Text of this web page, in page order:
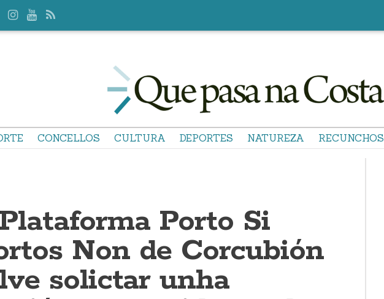
CONCELLOS CULTURA DEPORTES NATUREZA RECUNCHOS
Porto Si
Non de Corcubión
solictar unha